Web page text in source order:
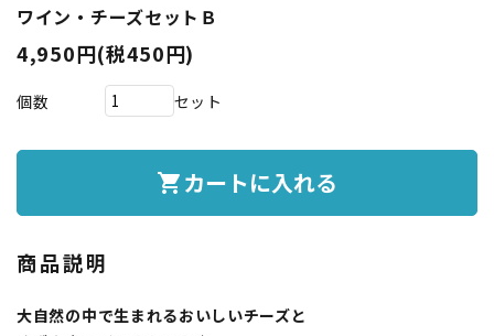
ワイン・チーズセットＢ
4,950円(税450円)
個数 セット
shopping_cart カートに入れる
商品説明
大自然の中で生まれるおいしいチーズと